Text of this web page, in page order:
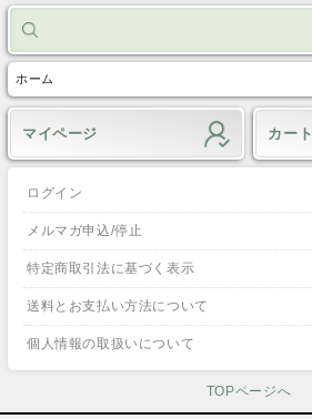
ホーム
マイページ カート
ログイン
メルマガ申込/停止
特定商取引法に基づく表示
送料とお支払い方法について
個人情報の取扱いについて
TOPページへ